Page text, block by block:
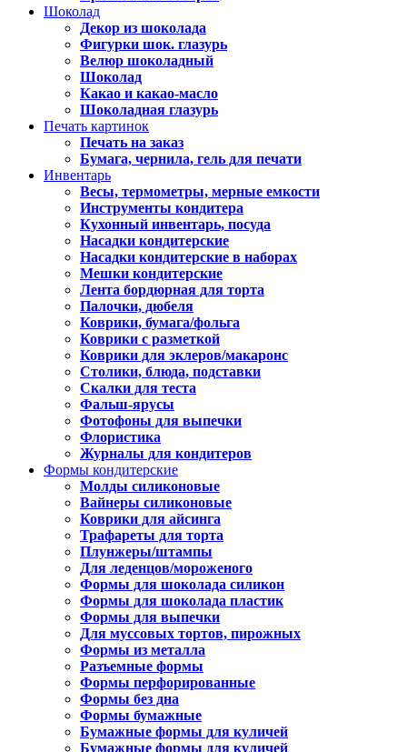
Шоколад
Декор из шоколада
Фигурки шок. глазурь
Велюр шоколадный
Шоколад
Какао и какао-масло
Шоколадная глазурь
Печать картинок
Печать на заказ
Бумага, чернила, гель для печати
Инвентарь
Весы, термометры, мерные емкости
Инструменты кондитера
Кухонный инвентарь, посуда
Насадки кондитерские
Насадки кондитерские в наборах
Мешки кондитерские
Лента бордюрная для торта
Палочки, дюбеля
Коврики, бумага/фольга
Коврики с разметкой
Коврики для эклеров/макаронс
Столики, блюда, подставки
Скалки для теста
Фальш-ярусы
Фотофоны для выпечки
Флористика
Журналы для кондитеров
Формы кондитерские
Молды силиконовые
Вайнеры силиконовые
Коврики для айсинга
Трафареты для торта
Плунжеры/штампы
Для леденцов/мороженого
Формы для шоколада силикон
Формы для шоколада пластик
Формы для выпечки
Для муссовых тортов, пирожных
Формы из металла
Разъемные формы
Формы перфорированные
Формы без дна
Формы бумажные
Бумажные формы для куличей
Бумажные формы для куличей